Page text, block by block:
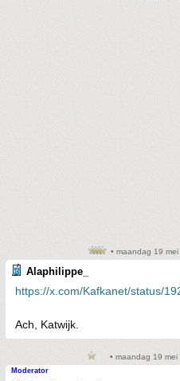
• maandag 19
Alaphilippe_
https://x.com/Kafkanet/status/
Ach, Katwijk.
• maandag 19
Moderator